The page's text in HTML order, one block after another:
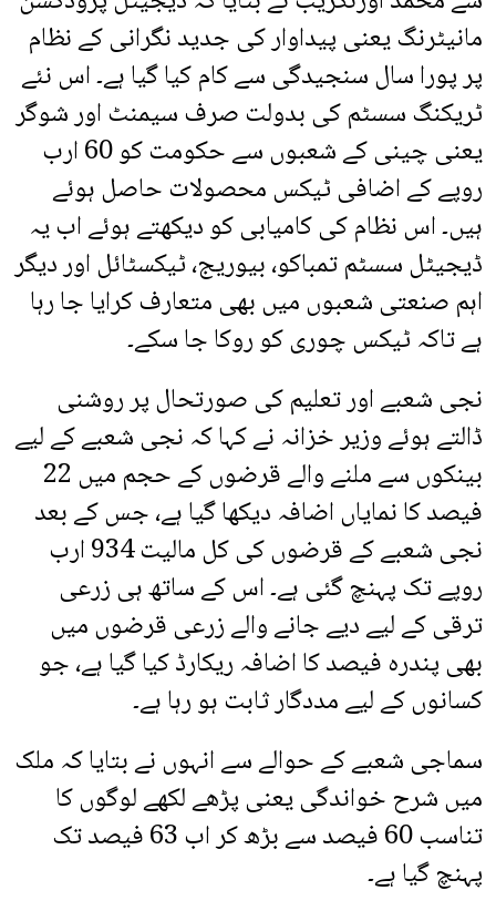
مانیٹرنگ یعنی پیداوار کی جدید نگرانی کے نظام
پر پورا سال سنجیدگی سے کام کیا گیا ہے۔ اس نئے
ٹریکنگ سسٹم کی بدولت صرف سیمنٹ اور شوگر
یعنی چینی کے شعبوں سے حکومت کو 60 ارب
روپے کے اضافی ٹیکس محصولات حاصل ہوئے
ہیں۔ اس نظام کی کامیابی کو دیکھتے ہوئے اب یہ
ڈیجیٹل سسٹم تمباکو، بیوریج، ٹیکسٹائل اور دیگر
اہم صنعتی شعبوں میں بھی متعارف کرایا جا رہا
ہے تاکہ ٹیکس چوری کو روکا جا سکے۔
نجی شعبے اور تعلیم کی صورتحال پر روشنی
ڈالتے ہوئے وزیر خزانہ نے کہا کہ نجی شعبے کے لیے
بینکوں سے ملنے والے قرضوں کے حجم میں 22
فیصد کا نمایاں اضافہ دیکھا گیا ہے، جس کے بعد
نجی شعبے کے قرضوں کی کل مالیت 934 ارب
روپے تک پہنچ گئی ہے۔ اس کے ساتھ ہی زرعی
ترقی کے لیے دیے جانے والے زرعی قرضوں میں
بھی پندرہ فیصد کا اضافہ ریکارڈ کیا گیا ہے، جو
کسانوں کے لیے مددگار ثابت ہو رہا ہے۔
سماجی شعبے کے حوالے سے انہوں نے بتایا کہ ملک
میں شرح خواندگی یعنی پڑھے لکھے لوگوں کا
تناسب 60 فیصد سے بڑھ کر اب 63 فیصد تک
پہنچ گیا ہے۔